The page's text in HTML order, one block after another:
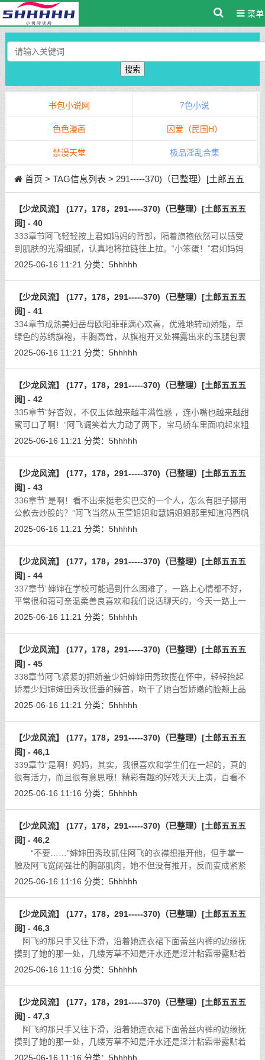
菜单
搜索
书包小说网 7色小说
色色漫画 囚爱（民国H）
禁漫天堂 极品淫乱合集
首页 > TAG信息列表 > 291-----370)（已整理）[土郎五五
【少龙风流】 (177，178，291-----370)（已整理）[土郎五五五
阅] - 40
333章节阿飞轻轻按上君如妈妈的背部，隔着旗袍依然可以感受
到肌肤的光滑细腻，认真地将拉链往上拉。“小笨蛋！”君如妈妈
突然娇躯轻颤，粉面绯红地瞪了儿子阿飞一眼，娇羞无比地嗔怪
2025-06-16 11:21 分类： 5hhhhh
【少龙风流】 (177，178，291-----370)（已整理）[土郎五五五
阅] - 41
334章节成熟美妇岳母欧阳菲菲满心欢喜，优雅地转动娇躯，草
绿色的苏绣旗袍，丰胸高耸，从旗袍开叉处裸露出来的玉腿包裹
着黑色透明玻璃丝袜，红色的细长高根鞋，一切都显得那么成熟
2025-06-16 11:21 分类： 5hhhhh
【少龙风流】 (177，178，291-----370)（已整理）[土郎五五五
阅] - 42
335章节“好杏奴，不仅玉体越来越丰满性感 ，连小嘴也越来越甜
蜜可口了啊！”阿飞调笑着大力动了两下，宝马轿车里面响起来粗
重的喘息和呻吟声。“放心，只是真气运转，融会贯通而已！”阿
2025-06-16 11:21 分类： 5hhhhh
【少龙风流】 (177，178，291-----370)（已整理）[土郎五五五
阅] - 43
336章节“是啊！看不出来挺老实巴交的一个人，怎么有胆子挪用
公款去炒股的？”阿飞当然从玉萱姐姐和慧娟姐姐那里知道冯西帆
犯错误了。“老实巴交一辈子了，瞻前顾后一辈子了，突然发神经
2025-06-16 11:21 分类： 5hhhhh
【少龙风流】 (177，178，291-----370)（已整理）[土郎五五五
阅] - 44
337章节“婶婶在学校可能遇到什么困难了，一路上心情都不好，
平常很和蔼可亲温柔善良喜欢和我们说话聊天的，今天一路上一
句话都没有说，只是坐在后面生闷气呢！”秋菊是娇羞少妇婶婶田
2025-06-16 11:21 分类： 5hhhhh
【少龙风流】 (177，178，291-----370)（已整理）[土郎五五五
阅] - 45
338章节阿飞紧紧的把娇羞少妇婶婶田秀玫揽在怀中，轻轻抬起
娇羞少妇婶婶田秀玫低垂的臻首，吻干了她白皙娇嫩的脸颊上晶
莹的泪痕，当娇羞少妇婶婶田秀玫被惊醒过来的时候，脸上湿湿
2025-06-16 11:21 分类： 5hhhhh
【少龙风流】 (177，178，291-----370)（已整理）[土郎五五五
阅] - 46,1
339章节“是啊！妈妈，其实，我很喜欢和学生们在一起的，真的
很有活力，而且很有意思哦！精彩有趣的好戏天天上演，百看不
厌啊！”阿飞笑道，“我记得一个学生问数学老师：‘老师老师，为
2025-06-16 11:16 分类： 5hhhhh
【少龙风流】 (177，178，291-----370)（已整理）[土郎五五五
阅] - 46,2
“不要……”婶婶田秀玫抓住阿飞的衣襟想推开他，但手掌一
触及阿飞宽阔强壮的胸部肌肉，她不但没有推开，反而变成紧紧
地抓住他的衬衣不放。 他炙热的湿吻令她头晕晕的，脸红心
2025-06-16 11:16 分类： 5hhhhh
【少龙风流】 (177，178，291-----370)（已整理）[土郎五五五
阅] - 46,3
阿飞的那只手又往下滑，沿着她连衣裙下面蕾丝内裤的边缘抚
摸到了她的那一处，几缕芳草不知是汗水还是淫汁粘霜带露贴着
纠作一团，毛发紧靠的地方，便是她那饱满厚实的肉瓣，揣在手
2025-06-16 11:16 分类： 5hhhhh
【少龙风流】 (177，178，291-----370)（已整理）[土郎五五五
阅] - 47,3
阿飞的那只手又往下滑，沿着她连衣裙下面蕾丝内裤的边缘抚
摸到了她的那一处，几缕芳草不知是汗水还是淫汁粘霜带露贴着
纠作一团，毛发紧靠的地方，便是她那饱满厚实的肉瓣，揣在手
2025-06-16 11:16 分类： 5hhhhh